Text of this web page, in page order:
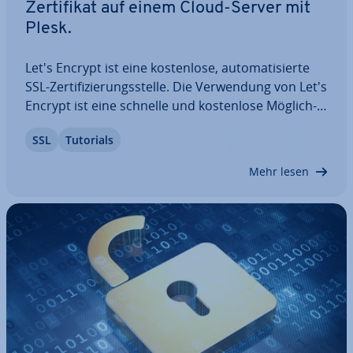
Zer­ti­fi­kat auf einem Cloud-Server mit
Plesk.
Let's Encrypt ist eine kos­ten­lo­se, au­to­ma­ti­sier­te
SSL-Zer­ti­fi­zie­rungs­stel­le. Die Ver­wen­dung von Let's
Encrypt ist eine schnelle und kos­ten­lo­se Mög­lich­
Mit Plesk können Sie mit wenigen Klicks ein Let's
SSL Tutorials
Mehr lesen